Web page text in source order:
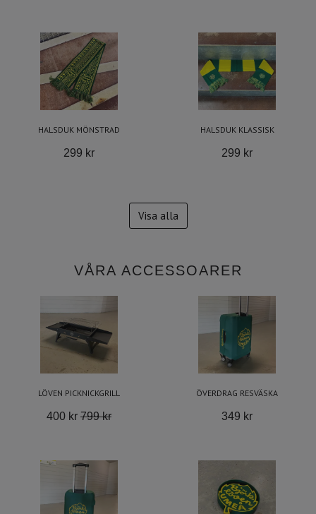
HALSDUK MÖNSTRAD
299 kr
HALSDUK KLASSISK
299 kr
Visa alla
VÅRA ACCESSOARER
LÖVEN PICKNICKGRILL
400 kr 799 kr
ÖVERDRAG RESVÄSKA
349 kr